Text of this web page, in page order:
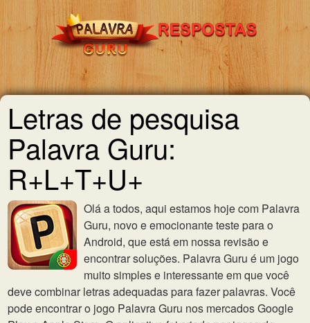
Letras de pesquisa
Palavra Guru:
R+L+T+U+
Olá a todos, aqui estamos hoje com Palavra
Guru, novo e emocionante teste para o
Android, que está em nossa revisão e
encontrar soluções. Palavra Guru é um jogo
muito simples e interessante em que você
deve combinar letras adequadas para fazer palavras. Você
pode encontrar o jogo Palavra Guru nos mercados Google